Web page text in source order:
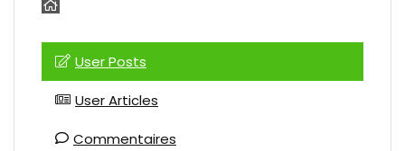
User Posts
User Articles
Commentaires